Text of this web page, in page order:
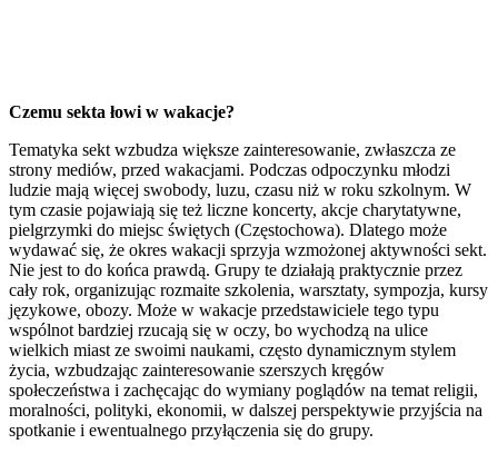
Czemu sekta łowi w wakacje?
Tematyka sekt wzbudza większe zainteresowanie, zwłaszcza ze
strony mediów, przed wakacjami. Podczas odpoczynku młodzi
ludzie mają więcej swobody, luzu, czasu niż w roku szkolnym. W
tym czasie pojawiają się też liczne koncerty, akcje charytatywne,
pielgrzymki do miejsc świętych (Częstochowa). Dlatego może
wydawać się, że okres wakacji sprzyja wzmożonej aktywności sekt.
Nie jest to do końca prawdą. Grupy te działają praktycznie przez
cały rok, organizując rozmaite szkolenia, warsztaty, sympozja, kursy
językowe, obozy. Może w wakacje przedstawiciele tego typu
wspólnot bardziej rzucają się w oczy, bo wychodzą na ulice
wielkich miast ze swoimi naukami, często dynamicznym stylem
życia, wzbudzając zainteresowanie szerszych kręgów
społeczeństwa i zachęcając do wymiany poglądów na temat religii,
moralności, polityki, ekonomii, w dalszej perspektywie przyjścia na
spotkanie i ewentualnego przyłączenia się do grupy.